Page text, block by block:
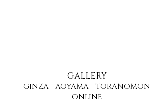
GALLERY
GINZA AOYAMA
TORANOMON
ONLINE